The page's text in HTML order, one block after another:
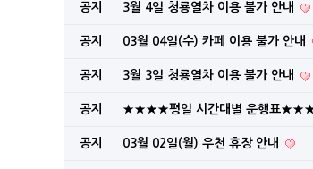
공지 3월 4일 청룡열차 이용 불가 안내
공지 03월 04일(수) 카페 이용 불가 안내
공지 3월 3일 청룡열차 이용 불가 안내
공지 ★★★★평일 시간대별 운행표
공지 03월 02일(월) 우천 휴장 안내